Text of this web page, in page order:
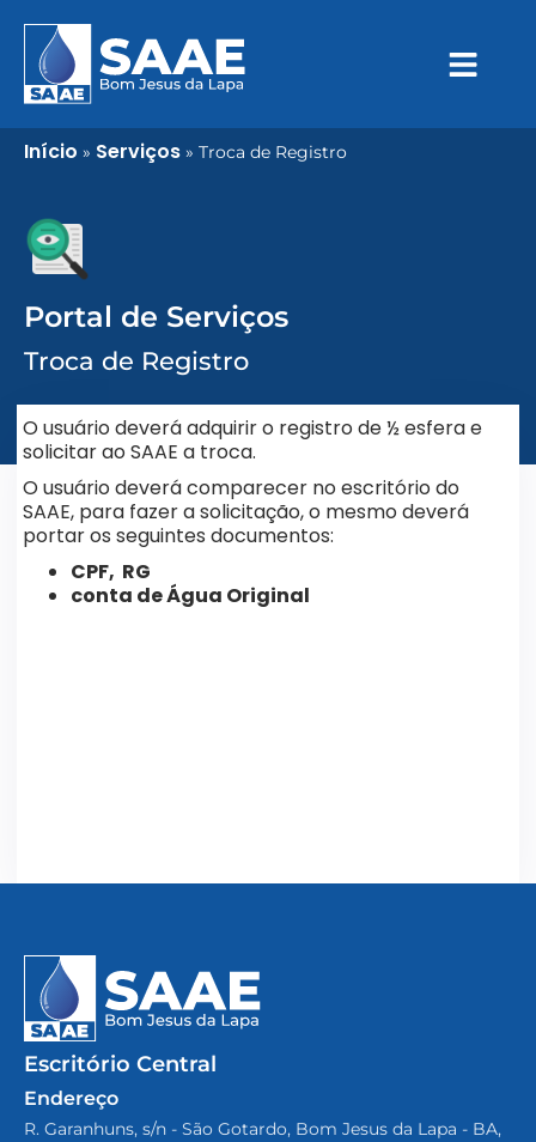
Início » Serviços » Troca de Registro
Portal de Serviços
Troca de Registro
O usuário deverá adquirir o registro de ½ esfera e
solicitar ao SAAE a troca.
O usuário deverá comparecer no escritório do
SAAE, para fazer a solicitação, o mesmo deverá
portar os seguintes documentos:
CPF, RG
conta de Água Original
Escritório Central
Endereço
R. Garanhuns, s/n - São Gotardo, Bom Jesus da Lapa - BA,